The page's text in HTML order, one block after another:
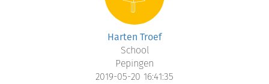
Harten Troef
School
Pepingen
2019-05-20 16:41:35